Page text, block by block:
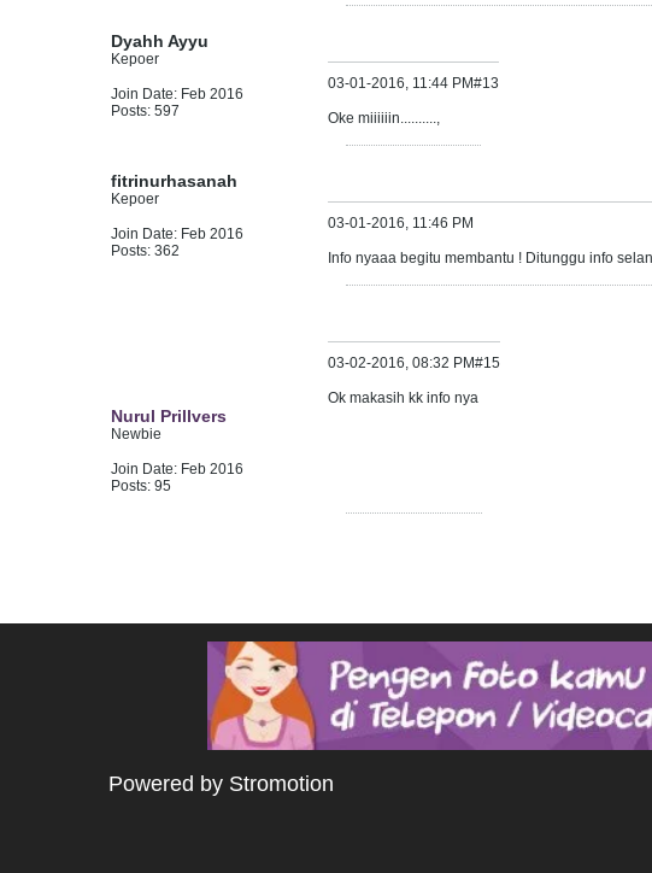
Dyahh Ayyu
Kepoer
Join Date: Feb 2016
Posts: 597
#13
03-01-2016, 11:44 PM
Oke miiiiiin..........,
fitrinurhasanah
Kepoer
Join Date: Feb 2016
Posts: 362
03-01-2016, 11:46 PM
Info nyaaa begitu membantu ! Ditunggu info
Nurul Prillvers
Newbie
Join Date: Feb 2016
Posts: 95
#15
03-02-2016, 08:32 PM
Ok makasih kk info nya
Powered by Stromotion